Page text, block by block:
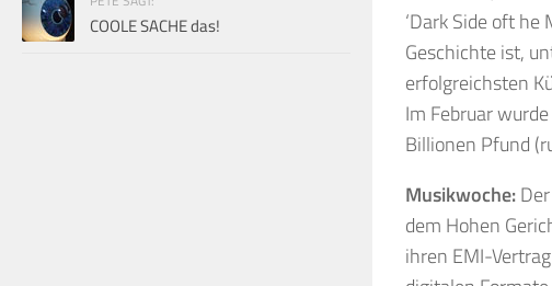
‘Dark Side oft
Geschichte ist,
erfolgreichsten
Im Februar
Billionen Pfund
Musikwoche:
dem Hohen
ihren EMI-
COOLE SACHE das!